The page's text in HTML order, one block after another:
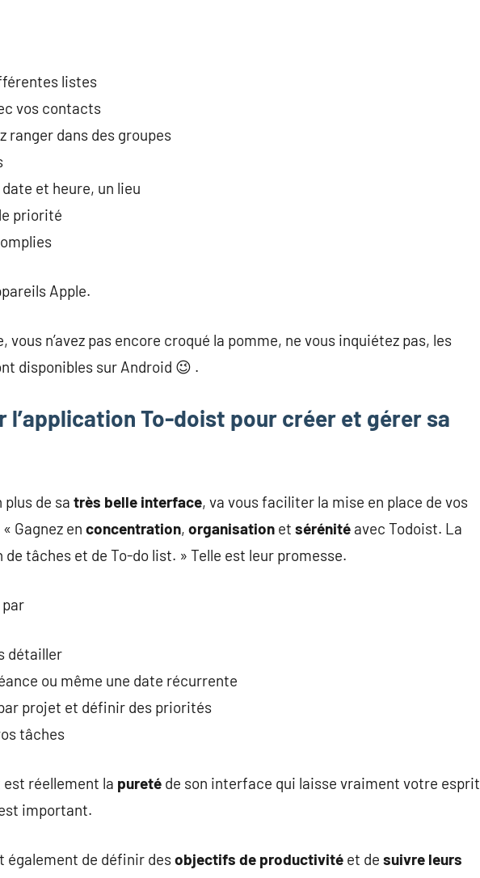
listes
vos contacts
ranger dans des groupes
et heure, un lieu
priorité
Apple.
n’avez pas encore croqué la pomme, ne vous inquiétez pas, les
disponibles sur Android 😉 .
l’application To-doist pour créer et gérer sa
plus de sa très belle interface, va vous faciliter la mise en place de vos
Gagnez en concentration, organisation et sérénité avec Todoist. La
tâches et de To-do list. » Telle est leur promesse.
détailler
ou même une date récurrente
projet et définir des priorités
tâches
réellement la pureté de son interface qui laisse vraiment votre esprit
important.
également de définir desobjectifs de productivité et de suivre leurs